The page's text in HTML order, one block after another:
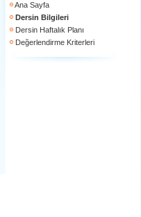
Ana Sayfa
Dersin Bilgileri
Dersin Haftalık Planı
Değerlendirme Kriterleri